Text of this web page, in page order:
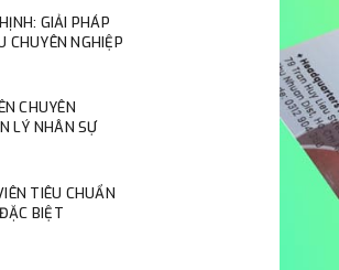
GIẢI PHÁP
CHUYÊN NGHIỆP
CHUYÊN
LÝ NHÂN SỰ
TIÊU CHUẨN
BIỆT